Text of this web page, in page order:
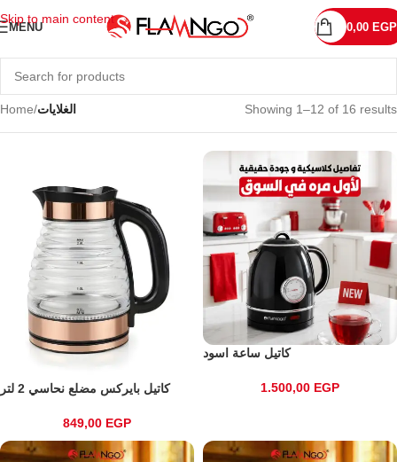
Skip to main content
MENU 0,00 EGP
Home/الغلايات Showing 1–12 of 16 results
كاتيل بايركس مضلع نحاسي 2 لتر
849,00 EGP
كاتيل ساعة اسود
1.500,00 EGP